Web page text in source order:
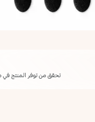
تحقق من توفر المنتج